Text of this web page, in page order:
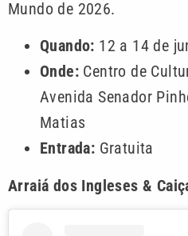
Mundo de 2026.
Quando: 12 a 14 de
Onde: Centro de
Avenida Senador
Matias
Entrada: Gratuita
Arraiá dos Ingleses &